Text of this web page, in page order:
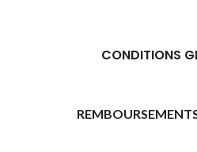
CONDITIONS